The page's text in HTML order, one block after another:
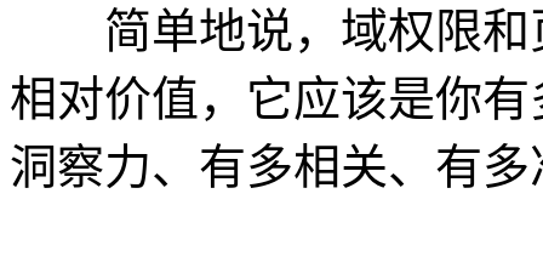
简单地说，域权限和
相对价值，它应该是你
洞察力、有多相关、有多